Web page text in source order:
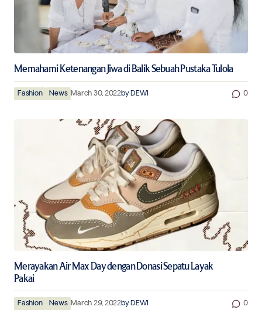
Memahami Ketenangan Jiwa di Balik Sebuah Pustaka Tulola
Fashion News March 30, 2022byDEWI 0
Merayakan Air Max Day dengan Donasi Sepatu Layak
Pakai
Fashion News March 29, 2022byDEWI 0